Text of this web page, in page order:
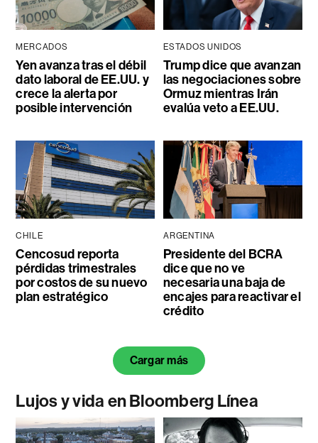
MERCADOS
Yen avanza tras el débil
dato laboral de EE.UU. y
crece la alerta por
posible intervención
ESTADOS UNIDOS
Trump dice que avanzan
las negociaciones sobre
Ormuz mientras Irán
evalúa veto a EE.UU.
CHILE
Cencosud reporta
pérdidas trimestrales
por costos de su nuevo
plan estratégico
ARGENTINA
Presidente del BCRA
dice que no ve
necesaria una baja de
encajes para reactivar el
crédito
Cargar más
Lujos y vida en Bloomberg Línea